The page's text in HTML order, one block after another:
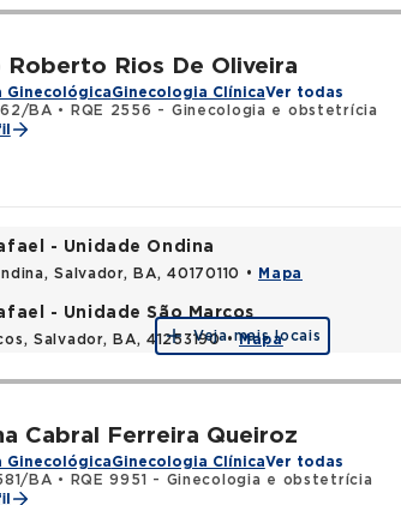
Roberto Rios De Oliveira
GinecológicaGinecologia ClínicaVer todas
BA •
RQE 2556 - Ginecologia e obstetrícia
- Unidade Ondina
Salvador, BA, 40170110 • Mapa
- Unidade São Marcos
Salvador, BA, 41253190 •Mapa
Veja mais locais
Cabral Ferreira Queiroz
GinecológicaGinecologia ClínicaVer todas
BA •
RQE 9951 - Ginecologia e obstetrícia